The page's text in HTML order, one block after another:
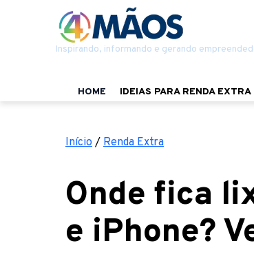
Inspirando, informando e gerando
HOME IDEIAS PARA RENDA EXTRA
Início / Renda Extra
Onde fica
e iPhone?